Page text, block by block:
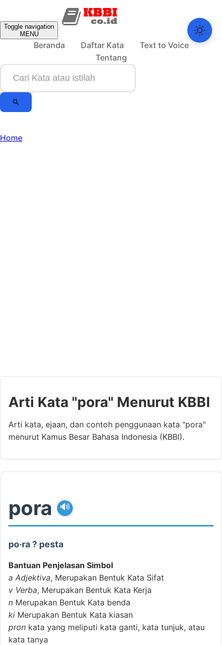
Toggle navigation
MENU
Beranda Daftar Kata
Text to Voice
Tentang
Home
Arti Kata "pora" Menurut KBBI
Arti kata, ejaan, dan contoh penggunaan kata "pora"
menurut Kamus Besar Bahasa Indonesia (KBBI).
pora 🔊
po·ra ? pesta
Bantuan Penjelasan Simbol
a Adjektiva, Merupakan Bentuk Kata Sifat
v Verba, Merupakan Bentuk Kata Kerja
n Merupakan Bentuk Kata benda
ki Merupakan Bentuk Kata kiasan
pron kata yang meliputi kata ganti, kata tunjuk, atau
kata tanya